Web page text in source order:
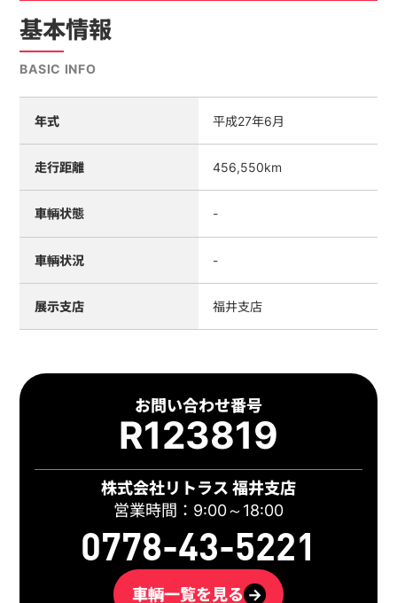
基本情報
BASIC INFO
年式 平成27年6月
走行距離 456,550km
車輌状態 -
車輌状況 -
展示支店 福井支店
お問い合わせ番号
R123819
株式会社リトラス 福井支店
営業時間：9:00～18:00
0778-43-5221
車輌一覧を見る →